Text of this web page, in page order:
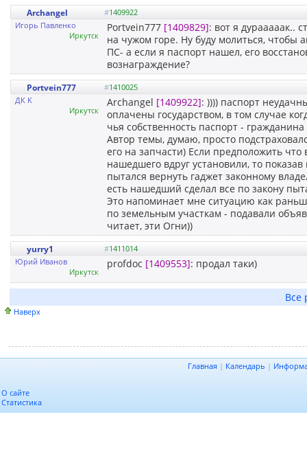
Archangel #1409922
Игорь Павленко
Иркутск
Portvein777 [1409829]: вот я дурааааак..
на чужом горе. Ну буду молиться, чтобы
ПС- а если я паспорт нашел, его
вознаграждение?
Portvein777 #1410025
ДК K
Иркутск
Archangel [1409922]: )))) паспорт
оплачены государством, в том случае
чья собственность паспорт - гражданина
Автор темы, думаю, просто
его на запчасти) Если предположить
нашедшего вдруг установили, то
пытался вернуть гаджет законному
есть нашедший сделал все по закону
Это напоминает мне ситуацию как
по земельным участкам - подавали
читает, эти Огни))
yurry1 #1411014
Юрий Иванов
Иркутск
profdoc [1409553]: продал таки)
Все
Наверх
Главная | Календарь |
О сайте
Статистика